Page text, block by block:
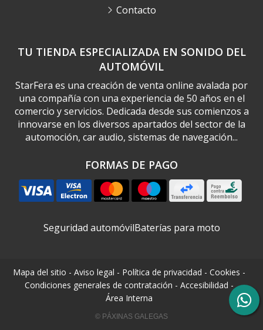
TU TIENDA ESPECIALIZADA EN SONIDO DEL
AUTOMÓVIL
StarFera es una creación de venta online avalada por
una compañía con una experiencia de 50 años en el
comercio y servicios. Dedicada desde sus comienzos a
innovarse en los diversos apartados del sector de la
automoción, car audio, sistemas de navegación...
FORMAS DE PAGO
Contacto
Seguridad automóvilBaterías para moto
Mapa del sitio - Aviso legal - Política de privacidad - Cookies -
Condiciones generales de contratación - Accesibilidad -
Área Interna
© PÁXINAS GALEGAS